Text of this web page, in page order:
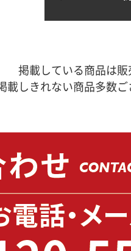
掲載している商品は販
載しきれない商品多数